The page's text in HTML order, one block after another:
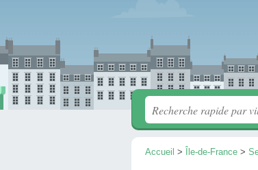
Accueil > Île-de-France >